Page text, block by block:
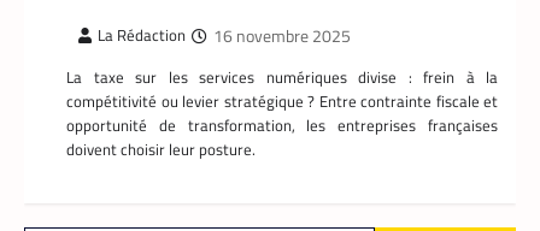
La Rédaction 16 novembre 2025
La taxe sur les services numériques divise : frein à la
compétitivité ou levier stratégique ? Entre contrainte fiscale et
opportunité de transformation, les entreprises françaises
doivent choisir leur posture.
APPLICATION , TECH AFRIQUE
Prosuma et Yango Food : un partenariat qui
impacte le marché du travail ivoirien
La Rédaction 10 mai 2026